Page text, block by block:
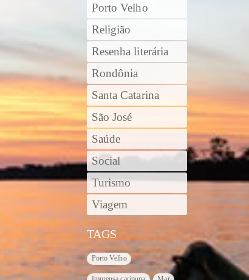
Porto Velho
Religião
Resenha literária
Rondônia
Santa Catarina
São José
Saúde
Social
Turismo
Viagem
TAGS
Porto Velho